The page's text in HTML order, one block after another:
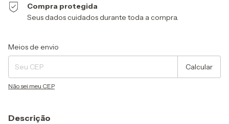
Compra protegida
Seus dados cuidados durante toda a compra.
Entregas para o CEP:
Meios de envio
Calcular
Não sei meu CEP
Descrição